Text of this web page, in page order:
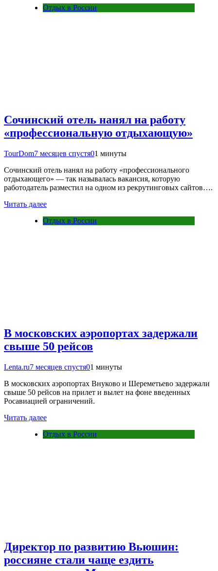
Отдых в России
Сочинский отель нанял на работу
«профессиональную отдыхающую»
TourDom7 месяцев спустя01 минуты
Сочинский отель нанял на работу «профессионального
отдыхающего» — так называлась вакансия, которую
работодатель разместил на одном из рекрутинговых сайтов….
Читать далее
Отдых в России
В московских аэропортах задержали
свыше 50 рейсов
Lenta.ru7 месяцев спустя01 минуты
В московских аэропортах Внуково и Шереметьево задержали
свыше 50 рейсов на прилет и вылет на фоне введенных
Росавиацией ограничений.
Читать далее
Отдых в России
Директор по развитию Вьюшин:
россияне стали чаще ездить